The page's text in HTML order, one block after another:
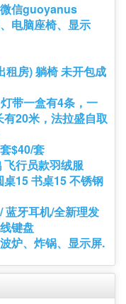
信guoyanus
电脑座椅、显示
租房) 躺椅 未开包成
带一盒有4条，一
20米，法拉盛自取
$40/套
飞行员款羽绒服
15 书桌15 不锈钢
蓝牙耳机/全新理发
键盘
炉、炸锅、显示屏.